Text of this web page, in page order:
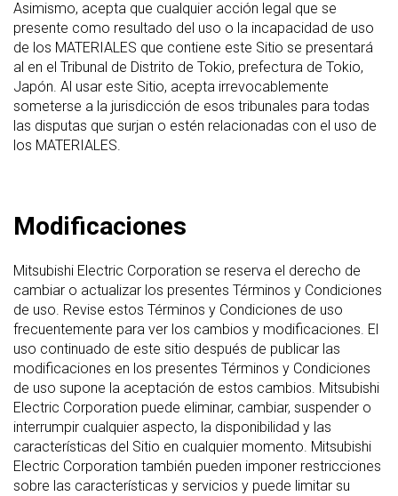
Asimismo, acepta que cualquier acción legal que se
presente como resultado del uso o la incapacidad de uso
de los MATERIALES que contiene este Sitio se presentará
al en el Tribunal de Distrito de Tokio, prefectura de Tokio,
Japón. Al usar este Sitio, acepta irrevocablemente
someterse a la jurisdicción de esos tribunales para todas
las disputas que surjan o estén relacionadas con el uso de
los MATERIALES.
Modificaciones
Mitsubishi Electric Corporation se reserva el derecho de
cambiar o actualizar los presentes Términos y Condiciones
de uso. Revise estos Términos y Condiciones de uso
frecuentemente para ver los cambios y modificaciones. El
uso continuado de este sitio después de publicar las
modificaciones en los presentes Términos y Condiciones
de uso supone la aceptación de estos cambios. Mitsubishi
Electric Corporation puede eliminar, cambiar, suspender o
interrumpir cualquier aspecto, la disponibilidad y las
características del Sitio en cualquier momento. Mitsubishi
Electric Corporation también pueden imponer restricciones
sobre las características y servicios y puede limitar su